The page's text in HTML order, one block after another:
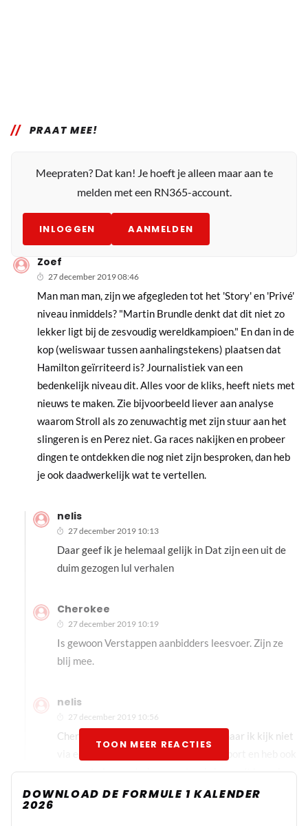
PRAAT MEE!
Meepraten? Dat kan! Je hoeft je alleen maar aan te
melden met een RN365-account.
INLOGGEN AANMELDEN
Zoef
27 december 2019 08:46
Man man man, zijn we afgegleden tot het 'Story' en 'Privé'
niveau inmiddels? "Martin Brundle denkt dat dit niet zo
lekker ligt bij de zesvoudig wereldkampioen." En dan in de
kop (weliswaar tussen aanhalingstekens) plaatsen dat
Hamilton geïrriteerd is? Journalistiek van een
bedenkelijk niveau dit. Alles voor de kliks, heeft niets met
nieuws te maken. Zie bijvoorbeeld liever aan analyse
waarom Stroll als zo zenuwachtig met zijn stuur aan het
slingeren is en Perez niet. Ga races nakijken en probeer
dingen te ontdekken die nog niet zijn besproken, dan heb
je ook daadwerkelijk wat te vertellen.
nelis
27 december 2019 10:13
Daar geef ik je helemaal gelijk in Dat zijn een uit de
duim gezogen lul verhalen
Cherokee
27 december 2019 10:19
Is gewoon Verstappen aanbidders leesvoer. Zijn ze
blij mee.
nelis
27 december 2019 10:56
Cherokee ik ben ook Verstappen fan maar ik kijk niet
een grote bewondering voor Lewis je wordt kampioen
als je zelf zeer goed ben en het materiaal zeer goed is
TOON MEER REACTIES
DOWNLOAD DE FORMULE 1 KALENDER
2026